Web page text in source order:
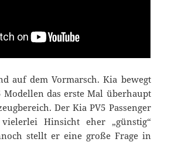
auf dem Vormarsch. Kia bewegt
Modellen das erste Mal überhaupt
Der Kia PV5 Passenger
Hinsicht eher „günstig“
stellt er eine große Frage in